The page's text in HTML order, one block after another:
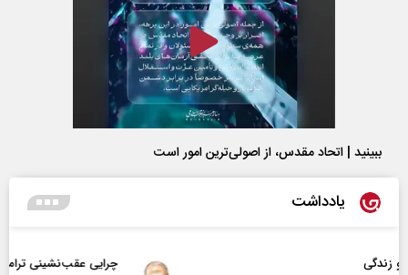
ببینید | اتحاد مقدس، از اصولی‌ترین امور است
یادداشت
چرایی عقب‌نشینی ترامپ؟